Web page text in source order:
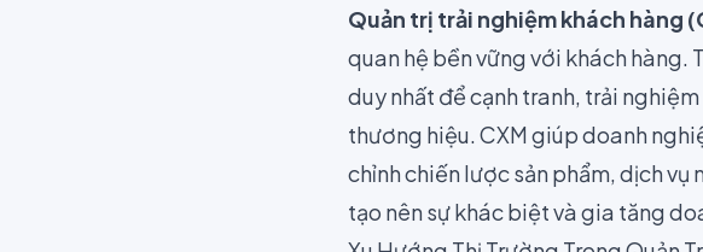
Quản trị trải nghiệm khách hàng
quan hệ bền vững với khách hàng.
duy nhất để cạnh tranh, trải
thương hiệu. CXM giúp doanh
chỉnh chiến lược sản phẩm, dịch vụ
tạo nên sự khác biệt và gia tăng